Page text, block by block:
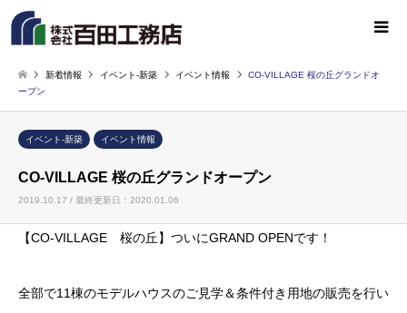
新着情報 イベント-新築 イベント情報
CO-VILLAGE 桜の丘グランドオ
ープン
イベント-新築 イベント情報
CO-VILLAGE 桜の丘グランドオープン
2019.10.17 / 最終更新日：2020.01.06
【CO-VILLAGE 桜の丘】ついにGRAND OPENです！
全部で11棟のモデルハウスのご見学＆条件付き用地の販売を行い